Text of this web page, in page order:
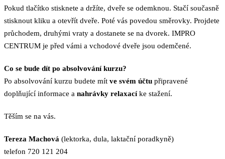
Pokud tlačítko stisknete a držíte, dveře se odemknou. Stačí současně
stisknout kliku a otevřít dveře. Poté vás povedou směrovky. Projdete
průchodem, druhými vraty a dostanete se na dvorek. IMPRO
CENTRUM je před vámi a vchodové dveře jsou odemčené.
Co se bude dít po absolvování kurzu?
Po absolvování kurzu budete mít ve svém účtu připravené
doplňující informace a nahrávky relaxacíke stažení.
Těším se na vás.
Tereza Machová (lektorka, dula, laktační poradkyně)
telefon 720 121 204